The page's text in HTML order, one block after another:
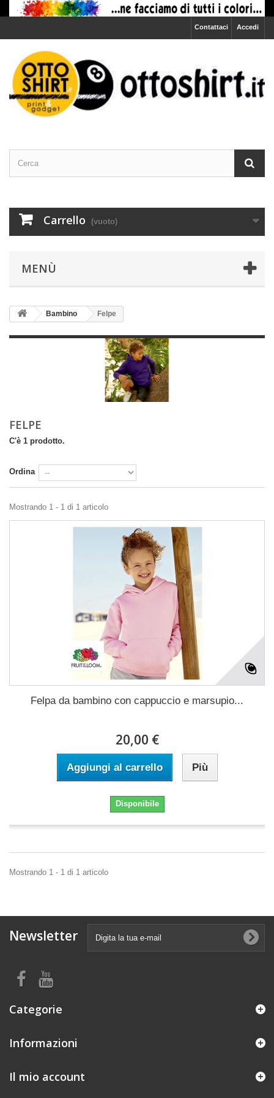
Accedi
Contattaci
Carrello (vuoto)
MENÙ
Bambino Felpe
FELPE
C'è 1 prodotto.
Ordina
Mostrando 1 - 1 di 1 articolo
Felpa da bambino con cappuccio e marsupio...
20,00 €
Aggiungi al carrello Più
Disponibile
Mostrando 1 - 1 di 1 articolo
Newsletter
Categorie
Informazioni
Il mio account